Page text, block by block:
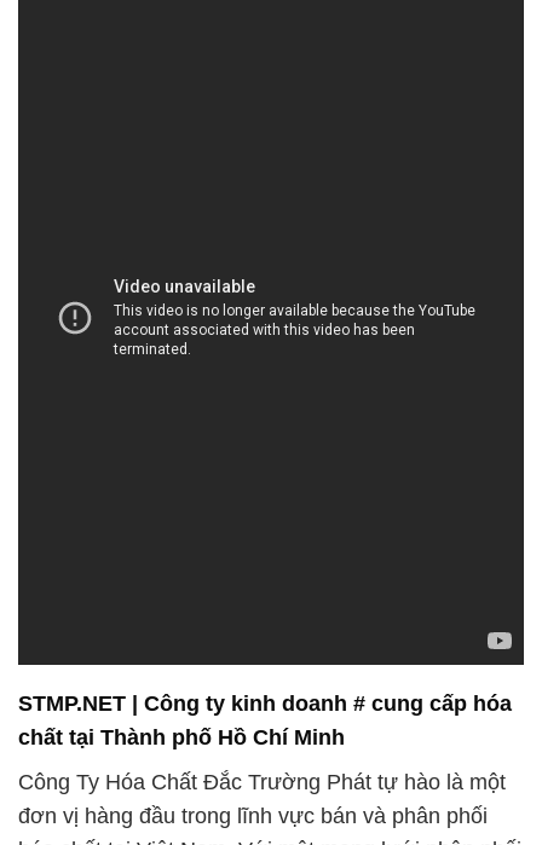
STMP.NET | Công ty kinh doanh # cung cấp hóa
chất tại Thành phố Hồ Chí Minh
Công Ty Hóa Chất Đắc Trường Phát tự hào là một
đơn vị hàng đầu trong lĩnh vực bán và phân phối